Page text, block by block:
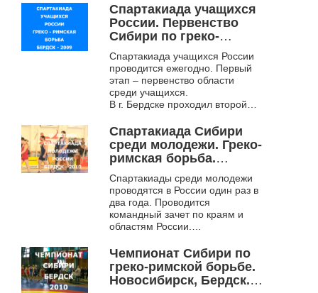
спортсменов-единоборцев
Новосибирска и 7000...
Спартакиада учащихся
России. Первенство
Сибири по греко-
римской борьбе.
Бердск. 2009
Спартакиада учащихся России
проводится ежегодно. Первый
этап – первенство области
среди учащихся.
В г. Бердске проходил второй
Сибири, где борцы получали
право на участие...
Спартакиада Сибири
среди молодежи. Греко-
римская борьба.
Бердск. 2010
Спартакиады среди молодежи
проводятся в России один раз в
два года. Проводится
командный зачет по краям и
областям России.
спартакиады – первенство
Сибири – проходил в г.
Бердске....
Чемпионат Сибири по
греко-римской борьбе.
Новосибирск, Бердск.